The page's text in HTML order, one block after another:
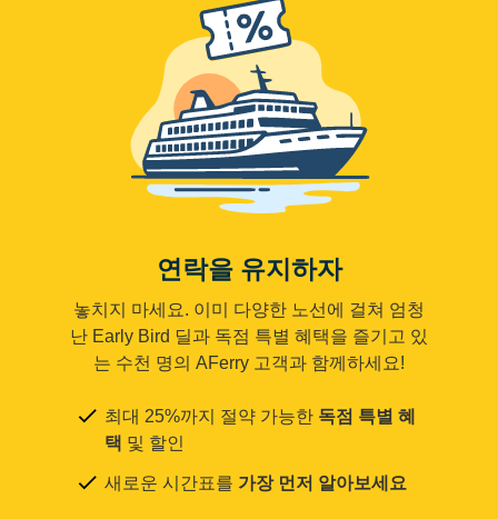
연락을 유지하자
놓치지 마세요. 이미 다양한 노선에 걸쳐 엄청
난 Early Bird 딜과 독점 특별 혜택을 즐기고 있
는 수천 명의 AFerry 고객과 함께하세요!
최대 25%까지 절약 가능한 독점 특별 혜
택 및 할인
새로운 시간표를 가장 먼저 알아보세요